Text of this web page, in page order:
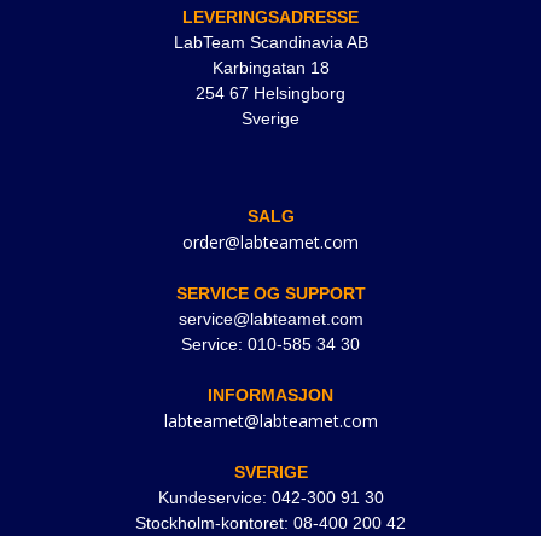
LEVERINGSADRESSE
LabTeam Scandinavia AB
Karbingatan 18
254 67 Helsingborg
Sverige
SALG
order@labteamet.com
SERVICE OG SUPPORT
service@labteamet.com
Service: 010-585 34 30
INFORMASJON
labteamet@labteamet.com
SVERIGE
Kundeservice: 042-300 91 30
Stockholm-kontoret: 08-400 200 42